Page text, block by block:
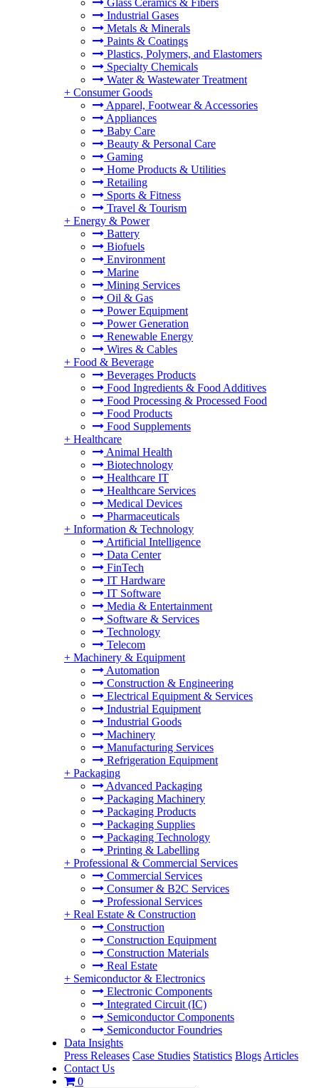
Glass Ceramics & Fibers
Industrial Gases
Metals & Minerals
Paints & Coatings
Plastics, Polymers, and Elastomers
Specialty Chemicals
Water & Wastewater Treatment
+ Consumer Goods
Apparel, Footwear & Accessories
Appliances
Baby Care
Beauty & Personal Care
Gaming
Home Products & Utilities
Retailing
Sports & Fitness
Travel & Tourism
+ Energy & Power
Battery
Biofuels
Environment
Marine
Mining Services
Oil & Gas
Power Equipment
Power Generation
Renewable Energy
Wires & Cables
+ Food & Beverage
Beverages Products
Food Ingredients & Food Additives
Food Processing & Processed Food
Food Products
Food Supplements
+ Healthcare
Animal Health
Biotechnology
Healthcare IT
Healthcare Services
Medical Devices
Pharmaceuticals
+ Information & Technology
Artificial Intelligence
Data Center
FinTech
IT Hardware
IT Software
Media & Entertainment
Software & Services
Technology
Telecom
+ Machinery & Equipment
Automation
Construction & Engineering
Electrical Equipment & Services
Industrial Equipment
Industrial Goods
Machinery
Manufacturing Services
Refrigeration Equipment
+ Packaging
Advanced Packaging
Packaging Machinery
Packaging Products
Packaging Supplies
Packaging Technology
Printing & Labelling
+ Professional & Commercial Services
Commercial Services
Consumer & B2C Services
Professional Services
+ Real Estate & Construction
Construction
Construction Equipment
Construction Materials
Real Estate
+ Semiconductor & Electronics
Electronic Components
Integrated Circuit (IC)
Semiconductor Components
Semiconductor Foundries
Data Insights
Press Releases Case Studies Statistics Blogs Articles
Contact Us
0